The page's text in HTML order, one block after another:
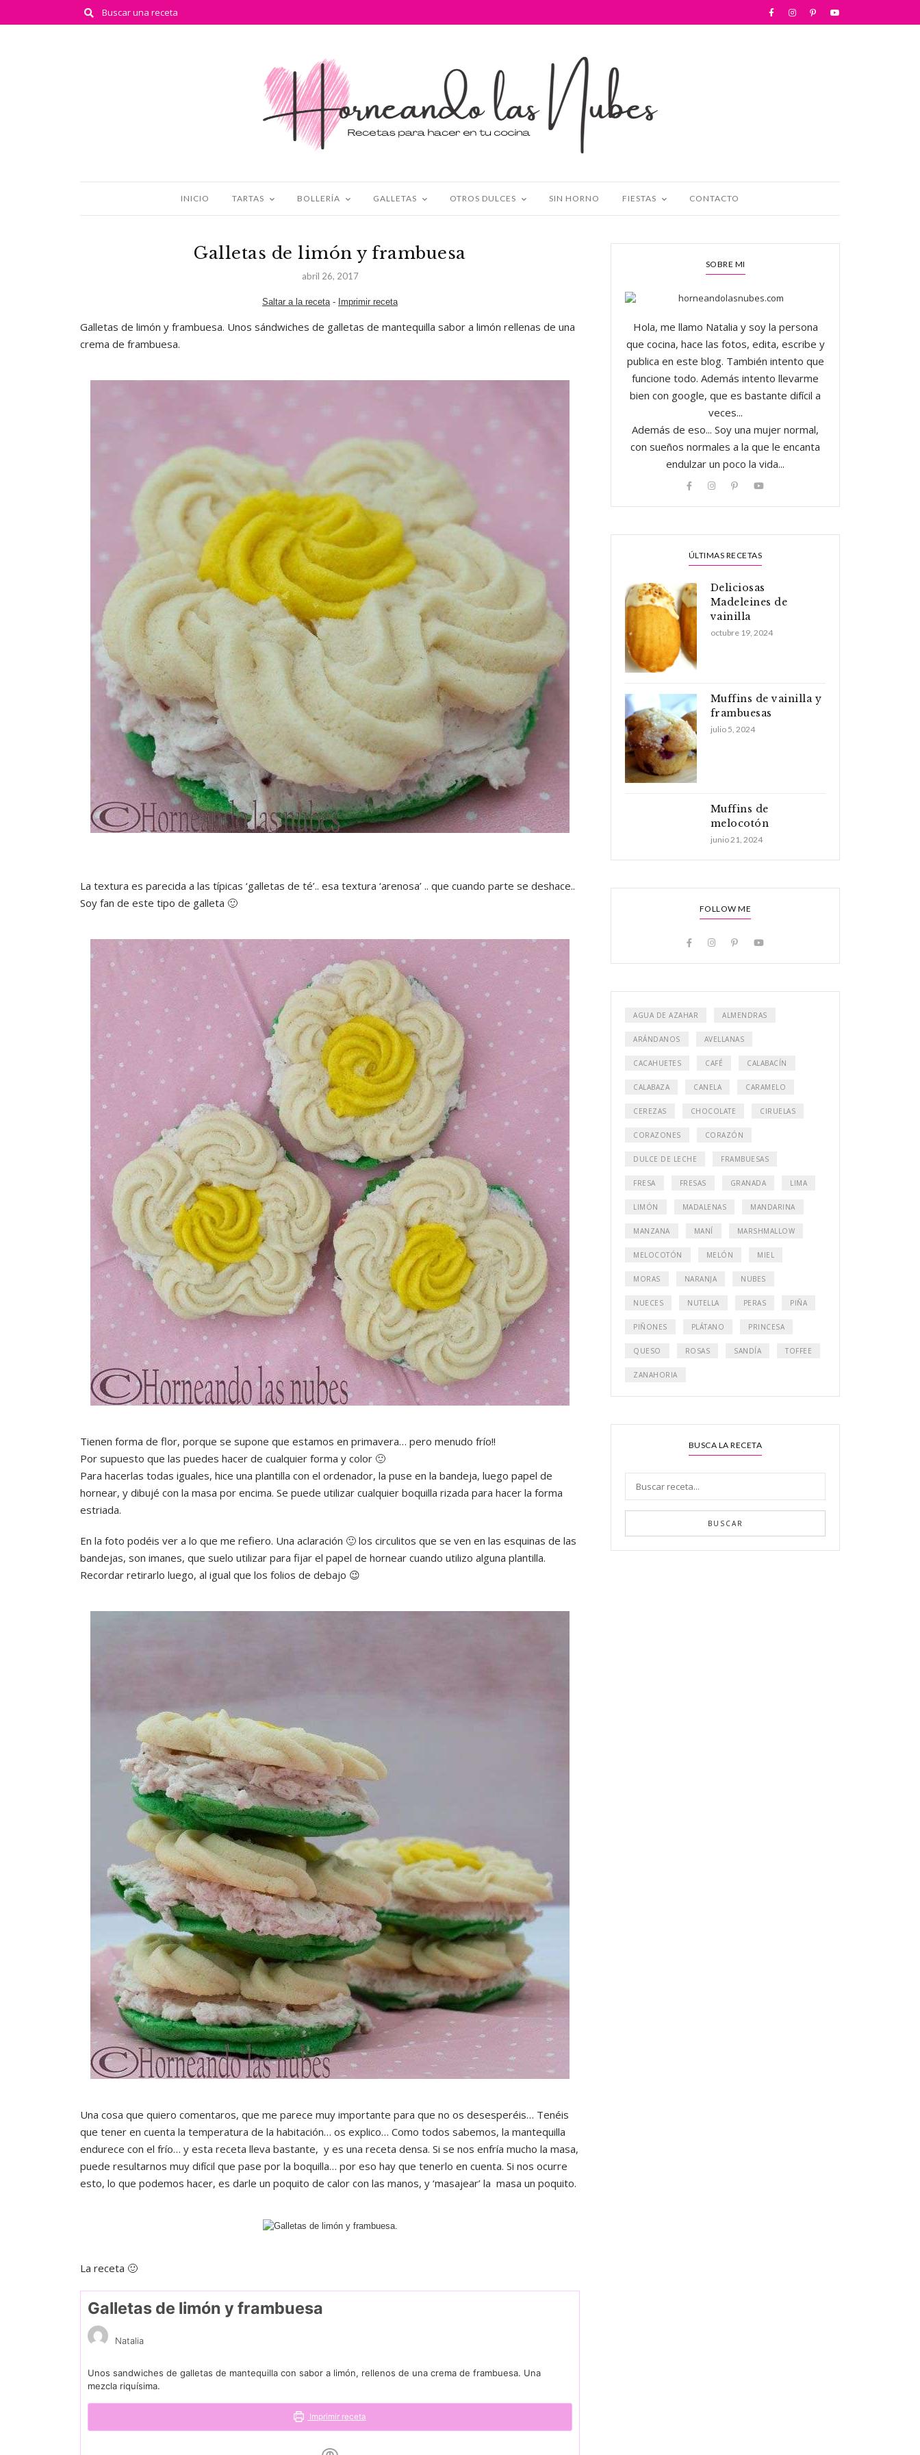
INICIO TARTAS BOLLERÍA GALLETAS OTROS DULCES SIN HORNO FIESTAS CONTACTO
Galletas de limón y frambuesa
abril 26, 2017
Saltar a la receta- Imprimir receta
Galletas de limón y frambuesa. Unos sándwiches de galletas de mantequilla sabor a limón rellenas de una
crema de frambuesa.
La textura es parecida a las típicas ‘galletas de té’.. esa textura ‘arenosa’ .. que cuando parte se deshace..
Soy fan de este tipo de galleta 🙂
Tienen forma de flor, porque se supone que estamos en primavera… pero menudo frío!!
Por supuesto que las puedes hacer de cualquier forma y color 🙂
Para hacerlas todas iguales, hice una plantilla con el ordenador, la puse en la bandeja, luego papel de
hornear, y dibujé con la masa por encima. Se puede utilizar cualquier boquilla rizada para hacer la forma
estriada.
En la foto podéis ver a lo que me refiero. Una aclaración 🙂 los circulitos que se ven en las esquinas de las
bandejas, son imanes, que suelo utilizar para fijar el papel de hornear cuando utilizo alguna plantilla.
Recordar retirarlo luego, al igual que los folios de debajo 😉
Una cosa que quiero comentaros, que me parece muy importante para que no os desesperéis… Tenéis
que tener en cuenta la temperatura de la habitación… os explico… Como todos sabemos, la mantequilla
endurece con el frío… y esta receta lleva bastante, y es una receta densa. Si se nos enfría mucho la masa,
puede resultarnos muy difícil que pase por la boquilla… por eso hay que tenerlo en cuenta. Si nos ocurre
esto, lo que podemos hacer, es darle un poquito de calor con las manos, y ‘masajear’ la masa un poquito.
La receta 🙂
Galletas de limón y frambuesa
Natalia
Unos sandwiches de galletas de mantequilla con sabor a limón, rellenos de una crema de frambuesa. Una
mezcla riquísima.
Imprimir receta
SOBRE MI
Hola, me llamo Natalia y soy la persona
que cocina, hace las fotos, edita, escribe y
publica en este blog. También intento que
funcione todo. Además intento llevarme
bien con google, que es bastante difícil a
veces...
Además de eso... Soy una mujer normal,
con sueños normales a la que le encanta
endulzar un poco la vida...
ÚLTIMAS RECETAS
Deliciosas
Madeleines de
vainilla
octubre 19, 2024
Muffins de vainilla y
frambuesas
julio 5, 2024
Muffins de
melocotón
junio 21, 2024
FOLLOW ME
AGUA DE AZAHAR ALMENDRAS
ARÁNDANOS AVELLANAS
CACAHUETES CAFÉ CALABACÍN
CALABAZA CANELA CARAMELO
CEREZAS CHOCOLATE CIRUELAS
CORAZONES CORAZÓN
DULCE DE LECHE FRAMBUESAS
FRESA FRESAS GRANADA LIMA
LIMÓN MADALENAS MANDARINA
MANZANA MANÍ MARSHMALLOW
MELOCOTÓN MELÓN MIEL
MORAS NARANJA NUBES
NUECES NUTELLA PERAS PIÑA
PIÑONES PLÁTANO PRINCESA
QUESO ROSAS SANDÍA TOFFEE
ZANAHORIA
BUSCA LA RECETA
BUSCAR